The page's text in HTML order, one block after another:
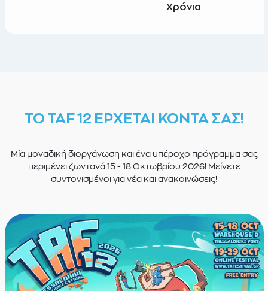
Χρόνια
ΤΟ TAF 12 ΕΡΧΕΤΑΙ ΚΟΝΤΑ ΣΑΣ!
Μία μοναδική διοργάνωση και ένα υπέροχο πρόγραμμα σας
περιμένει ζωντανά 15 - 18 Οκτωβρίου 2026! Μείνετε
συντονισμένοι για νέα και ανακοινώσεις!